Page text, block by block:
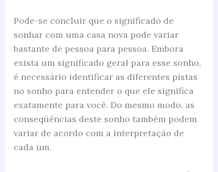
Pode-se concluir que o significado de
sonhar com uma casa nova pode variar
bastante de pessoa para pessoa. Embora
exista um significado geral para esse sonho,
é necessário identificar as diferentes pistas
no sonho para entender o que ele significa
exatamente para você. Do mesmo modo, as
conseqüências deste sonho também podem
variar de acordo com a interpretação de
cada um.